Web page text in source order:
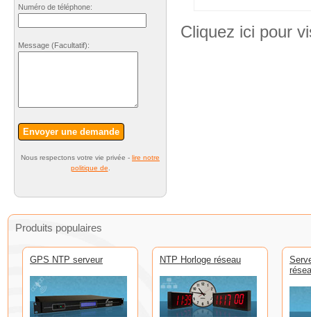
Cliquez ici pour
Numéro de téléphone:
Message (Facultatif):
Envoyer une demande
Nous respectons votre vie privée - lire notre
politique de.
Produits populaires
GPS NTP serveur NTP Horloge réseau